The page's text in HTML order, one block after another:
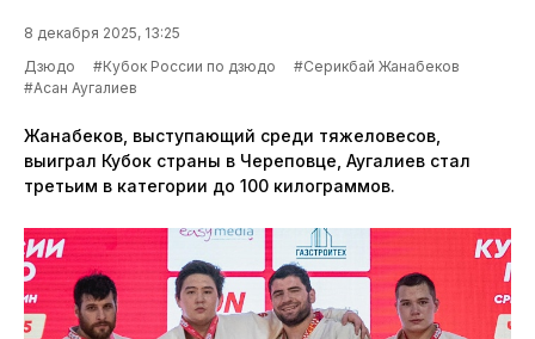
8 декабря 2025, 13:25
Дзюдо
#Кубок России по дзюдо
#Серикбай Жанабеков
#Асан Аугалиев
Жанабеков, выступающий среди тяжеловесов,
выиграл Кубок страны в Череповце, Аугалиев стал
третьим в категории до 100 килограммов.